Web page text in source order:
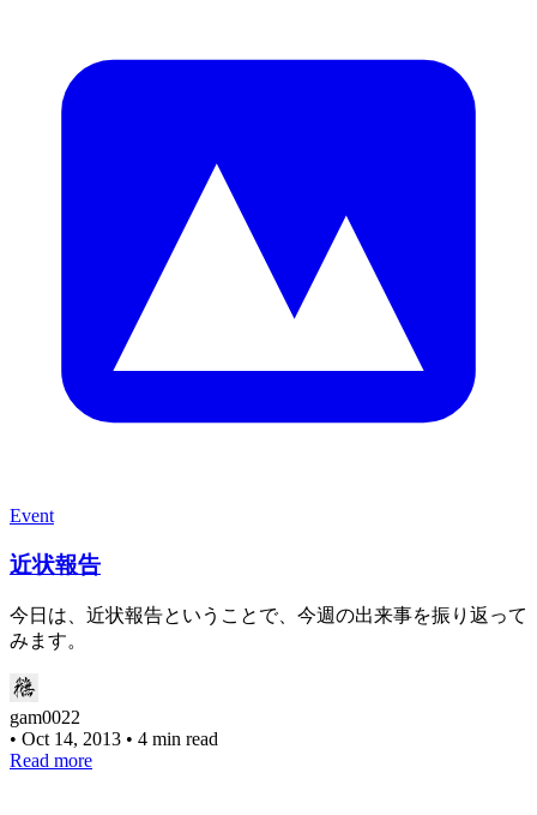
Event
近状報告
今日は、近状報告ということで、今週の出来事を振り返って
みます。
gam0022
• Oct 14, 2013 • 4 min read
Read more